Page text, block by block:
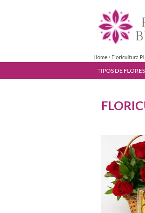
TIPOS DE FLORES
Home Floricultura